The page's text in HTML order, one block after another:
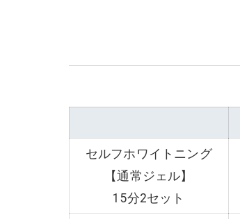
セルフホワイトニング
【通常ジェル】
15分2セット